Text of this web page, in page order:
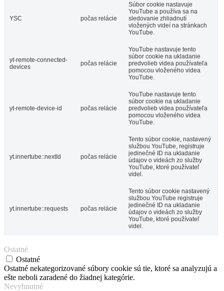
YSC počas relácie
Súbor cookie nastavuje
YouTube a používa sa na
sledovanie zhliadnutí
vložených videí na stránkach
YouTube.
yt-remote-connected-
devices
počas relácie
YouTube nastavuje tento
súbor cookie na ukladanie
predvolieb videa používateľa
pomocou vloženého videa
YouTube.
yt-remote-device-id počas relácie
YouTube nastavuje tento
súbor cookie na ukladanie
predvolieb videa používateľa
pomocou vloženého videa
YouTube.
yt.innertube::nextId počas relácie
Tento súbor cookie, nastavený
službou YouTube, registruje
jedinečné ID na ukladanie
údajov o videách zo služby
YouTube, ktoré používateľ
videl.
yt.innertube::requests počas relácie
Tento súbor cookie nastavený
službou YouTube registruje
jedinečné ID na ukladanie
údajov o videách zo služby
YouTube, ktoré používateľ
videl.
Ostatné
Ostatné
Ostatné nekategorizované súbory cookie sú tie, ktoré sa analyzujú a
ešte neboli zaradené do žiadnej kategórie.
Nevyhnutné